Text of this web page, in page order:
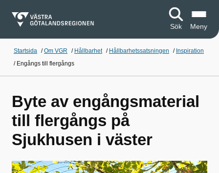
Sök Meny
Startsida /Om VGR / Hållbarhet / Hållbarhetssatsningen / Inspiration
/ Engångs till flergångs
Byte av engångsmaterial
till flergångs på
Sjukhusen i väster